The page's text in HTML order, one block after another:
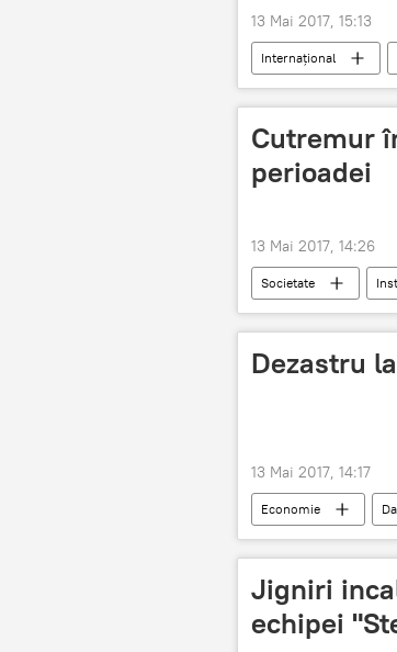
13 Mai 2017, 15:13
Internaţional
Accident
Cutremur
perioadei
13 Mai 2017, 14:26
Societate
România
Dezastru
13 Mai 2017, 14:17
Economie
România
Jigniri
echipei